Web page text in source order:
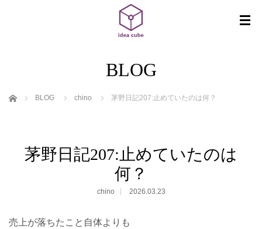
BLOG
ホーム BLOG chino 茅野日記207:止めていたのは何？
茅野日記207:止めていたのは
何？
chino 2026.03.23
売上が落ちたこと自体よりも